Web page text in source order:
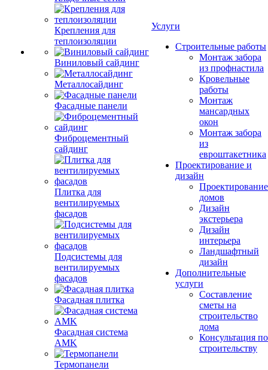
Крепления для
теплоизоляции
Виниловый сайдинг
Металлосайдинг
Фасадные панели
Фиброцементный
сайдинг
Плитка для
вентилируемых
фасадов
Подсистемы для
вентилируемых
фасадов
Фасадная плитка
Фасадная система
AMK
Термопанели
Услуги
Строительные работы
Монтаж забора
из профнастила
Кровельные
работы
Монтаж
мансардных
окон
Монтаж забора
из
евроштакетника
Проектирование и
дизайн
Проектирование
домов
Дизайн
экстерьера
Дизайн
интерьера
Ландшафтный
дизайн
Дополнительные
услуги
Составление
сметы на
строительство
дома
Консультация по
строительству